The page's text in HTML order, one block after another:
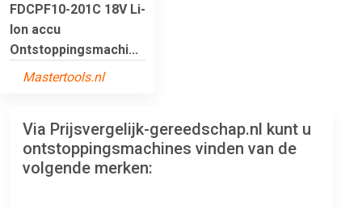
FDCPF10-201C 18V Li-
Ion accu
Ontstoppingsmachi...
Mastertools.nl
Via Prijsvergelijk-gereedschap.nl kunt u
ontstoppingsmachines vinden van de
volgende merken: